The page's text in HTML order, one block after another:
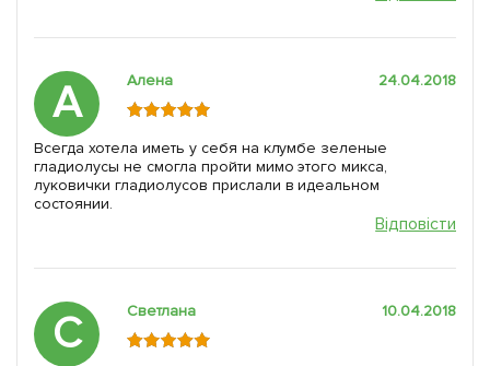
А Алена 24.04.2018
Всегда хотела иметь у себя на клумбе зеленые
гладиолусы не смогла пройти мимо этого микса,
луковички гладиолусов прислали в идеальном
состоянии.
Відповісти
С Светлана 10.04.2018